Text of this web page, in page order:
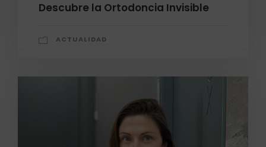
Descubre la Ortodoncia Invisible
ACTUALIDAD